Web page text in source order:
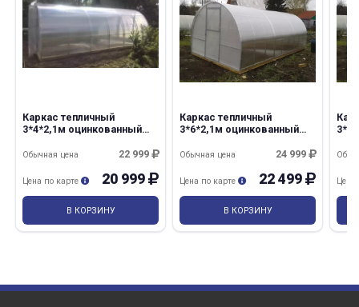
Каркас тепличный
3*4*2,1м оцинкованный
разборный, шаг 65см22 999
Обычная цена
20 999
Цена по карте
В КОРЗИНУ
Каркас тепличный
3*6*2,1м оцинкованный
разборный,шаг 65см24 999
Обычная цена
22 499
Цена по карте
В КОРЗИНУ
Цена